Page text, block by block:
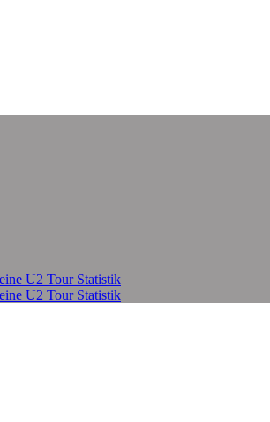
U2 Tour Statistik
U2 Tour Statistik